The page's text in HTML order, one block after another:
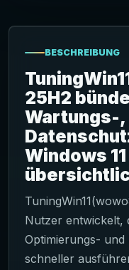
BESCHREIBUNG
25H2
Wartungs-,
Windows
Nutzer entwickelt,
Optimierungs-
schneller